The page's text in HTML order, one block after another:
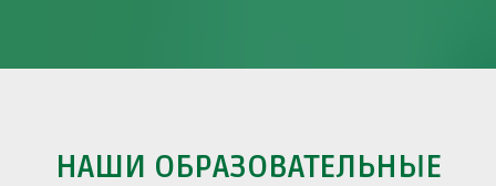
НАШИ ОБРАЗОВАТЕЛЬНЫЕ